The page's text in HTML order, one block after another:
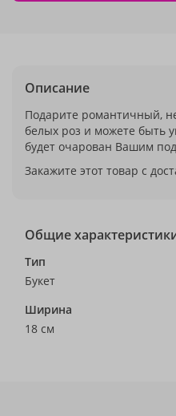
Описание
Подарите романтичный,
белых роз и можете быть
будет очарован Вашим
Закажите этот товар с
Общие
Тип
Букет
Ширина
18 см